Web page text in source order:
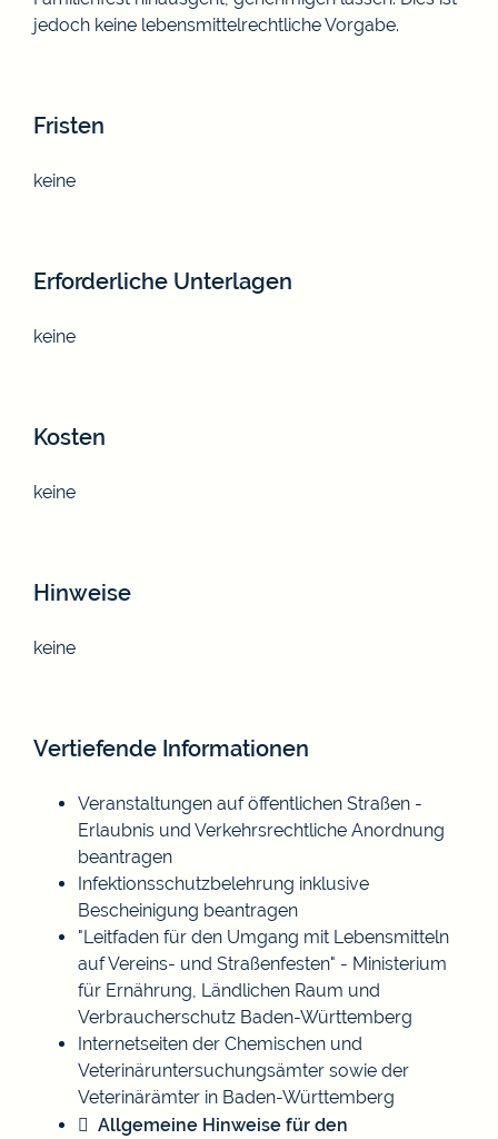
jedoch keine lebensmittelrechtliche Vorgabe.
Fristen
keine
Erforderliche Unterlagen
keine
Kosten
keine
Hinweise
keine
Vertiefende Informationen
Veranstaltungen auf öffentlichen Straßen -
Erlaubnis und Verkehrsrechtliche Anordnung
beantragen
Infektionsschutzbelehrung inklusive
Bescheinigung beantragen
"Leitfaden für den Umgang mit Lebensmitteln
auf Vereins- und Straßenfesten" - Ministerium
für Ernährung, Ländlichen Raum und
Verbraucherschutz Baden-Württemberg
Internetseiten der Chemischen und
Veterinäruntersuchungsämter sowie der
Veterinärämter in Baden-Württemberg
Allgemeine Hinweise für den